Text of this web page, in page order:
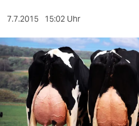
sport
berlin
nord
7.7.2015 15:02 Uhr